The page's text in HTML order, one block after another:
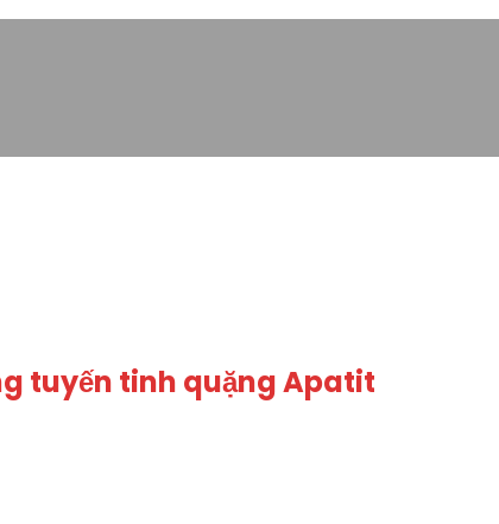
tuyến tinh quặng Apatit